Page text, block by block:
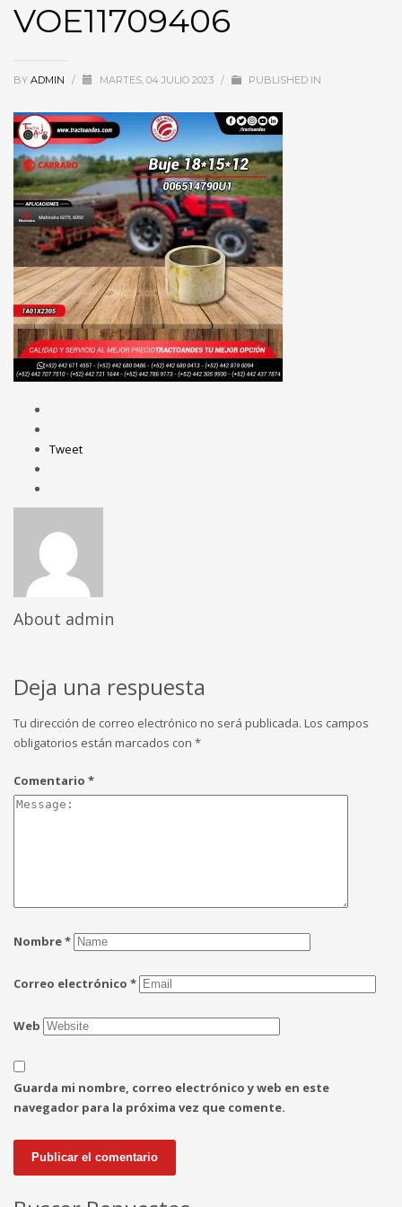
VOE11709406
BY ADMIN / MARTES, 04 JULIO 2023 / PUBLISHED IN
Tweet
About admin
Deja una respuesta
Tu dirección de correo electrónico no será publicada. Los campos
obligatorios están marcados con *
Comentario *
Nombre*
Correo electrónico *
Web
Guarda mi nombre, correo electrónico y web en este
navegador para la próxima vez que comente.